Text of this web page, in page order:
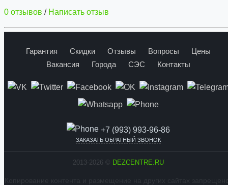
0 отзывов / Написать отзыв
Гарантия Скидки Отзывы Вопросы
Цены
Вакансия
Города СЭС Контакты
+7 (993) 993-96-86
ЗАКАЗАТЬ ОБРАТНЫЙ ЗВОНОК
2013-2026 © DEZCENTRE.RU